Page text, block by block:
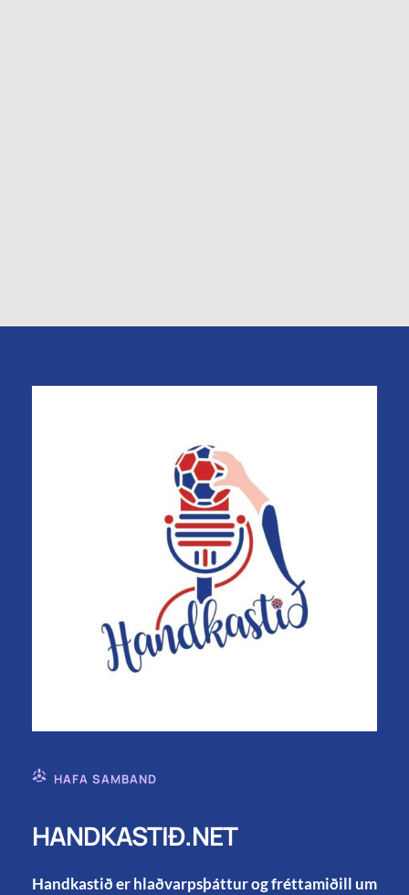
HAFA SAMBAND
HANDKASTIÐ.NET
Handkastið er hlaðvarpsþáttur og fréttamiðill um